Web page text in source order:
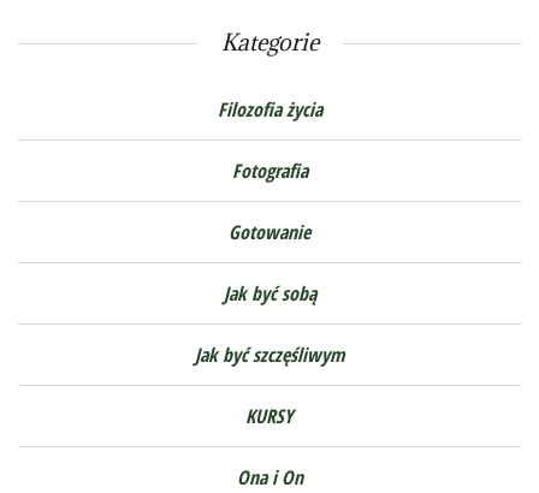
Kategorie
Filozofia życia
Fotografia
Gotowanie
Jak być sobą
Jak być szczęśliwym
KURSY
Ona i On